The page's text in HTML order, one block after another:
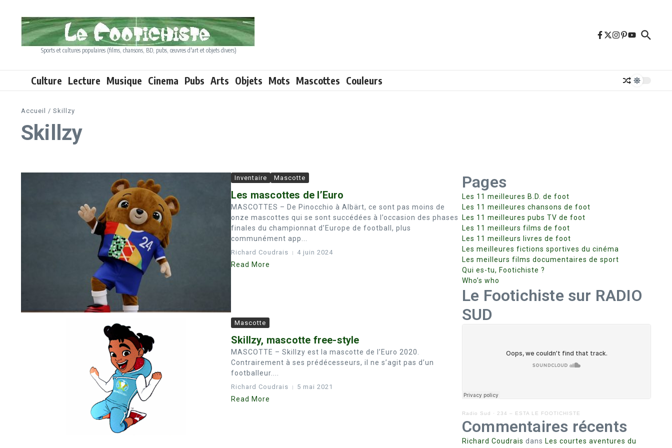
Sports et cultures populaires (films, chansons, BD, pubs, œuvres d'art et objets divers)
Culture Lecture Musique Cinema Pubs Arts Objets Mots Mascottes Couleurs
Accueil / Skillzy
Skillzy
Inventaire Mascotte
Les mascottes de l’Euro
MASCOTTES – De Pinocchio à Albärt, ce sont pas moins de
onze mascottes qui se sont succédées à l’occasion des phases
finales du championnat d’Europe de football, plus
communément app...
Richard Coudrais 4 juin 2024
Read More
Mascotte
Skillzy, mascotte free-style
MASCOTTE – Skillzy est la mascotte de l’Euro 2020.
Contrairement à ses prédécesseurs, il ne s’agit pas d’un
footballeur....
Richard Coudrais 5 mai 2021
Read More
Pages
Les 11 meilleures B.D. de foot
Les 11 meilleures chansons de foot
Les 11 meilleures pubs TV de foot
Les 11 meilleurs films de foot
Les 11 meilleurs livres de foot
Les meilleures fictions sportives du cinéma
Les meilleurs films documentaires de sport
Qui es-tu, Footichiste ?
Who’s who
Le Footichiste sur RADIO
SUD
Radio Sud · 234 – ESTA LE FOOTICHISTE
Commentaires récents
Richard Coudrais dans Les courtes aventures du